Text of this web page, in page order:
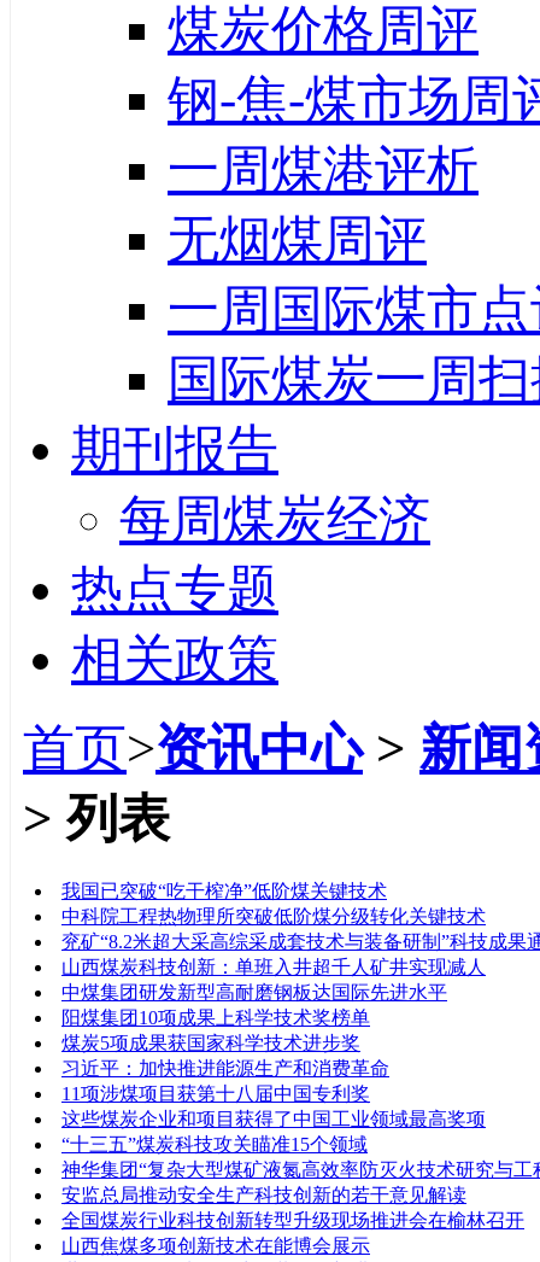
煤炭价格周评
钢-焦-煤市场周
一周煤港评析
无烟煤周评
一周国际煤市
国际煤炭一周
期刊报告
每周煤炭经济
热点专题
相关政策
首页>资讯中心> 新闻
> 列表
我国已突破“吃干榨净”低阶煤关键技术
中科院工程热物理所突破低阶煤分级转化关键技术
兖矿“8.2米超大采高综采成套技术与装备研制”科技成果
山西煤炭科技创新：单班入井超千人矿井实现减人
中煤集团研发新型高耐磨钢板达国际先进水平
阳煤集团10项成果上科学技术奖榜单
煤炭5项成果获国家科学技术进步奖
习近平：加快推进能源生产和消费革命
11项涉煤项目获第十八届中国专利奖
这些煤炭企业和项目获得了中国工业领域最高奖项
“十三五”煤炭科技攻关瞄准15个领域
神华集团“复杂大型煤矿液氮高效率防灭火技术研究与工
安监总局推动安全生产科技创新的若干意见解读
全国煤炭行业科技创新转型升级现场推进会在榆林召开
山西焦煤多项创新技术在能博会展示